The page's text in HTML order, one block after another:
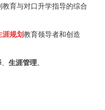
育与对口升学指导的综合
涯规划教育领导者和创造
生涯管理。